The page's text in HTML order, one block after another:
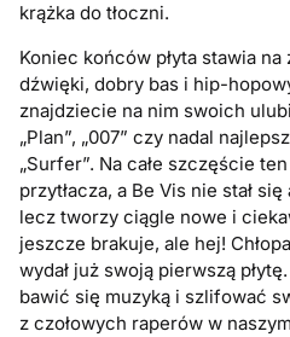
krążka do tłoczni.
Koniec końców płyta stawia
dźwięki, dobry bas i hip-
znajdziecie na nim swoich
„Plan”, „007” czy nadal
„Surfer”. Na całe szczęście
przytłacza, a Be Vis nie stał
lecz tworzy ciągle nowe i
jeszcze brakuje, ale hej!
wydał już swoją pierwszą
bawić się muzyką i szlifować
z czołowych raperów w